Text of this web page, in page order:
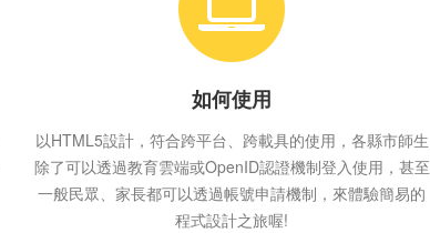
如何使用
以HTML5設計，符合跨平台、跨載具的使用，各縣市師生
除了可以透過教育雲端或OpenID認證機制登入使用，甚至
一般民眾、家長都可以透過帳號申請機制，來體驗簡易的
程式設計之旅喔!